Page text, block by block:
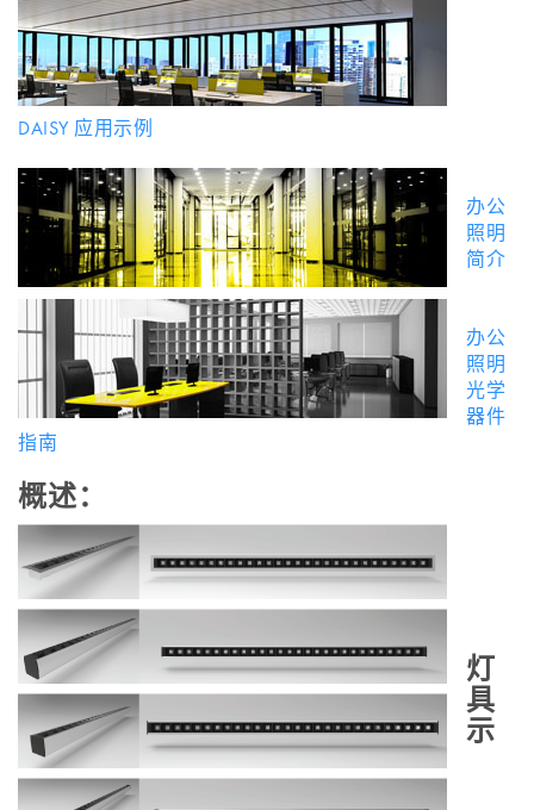
DAISY 应用示例
办公
照明
简介
办公
照明
光学
器件
指南
概述：
灯
具
示